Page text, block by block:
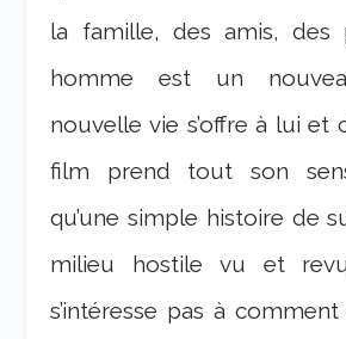
la famille, des amis, des
homme est un
nouvelle vie s’offre à lui et
film prend tout son
qu’une simple histoire de
milieu hostile vu et
s’intéresse pas à